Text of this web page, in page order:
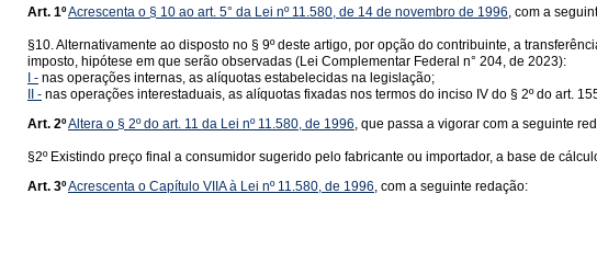
Art. 1ºAcrescenta o § 10 ao art. 5° da Lei nº 11.580, de 14 de novembro de 1996, com a
§10. Alternativamente ao disposto no § 9º deste artigo, por opção do contribuinte, a
imposto, hipótese em que serão observadas (Lei Complementar Federal n° 204, de 2023):
I - nas operações internas, as alíquotas estabelecidas na legislação;
II - nas operações interestaduais, as alíquotas fixadas nos termos do inciso IV do § 2º do art.
Art. 2ºAltera o § 2º do art. 11 da Lei nº 11.580, de 1996, que passa a vigorar com a seguinte
§2º Existindo preço final a consumidor sugerido pelo fabricante ou importador, a base de
Art. 3ºAcrescenta o Capítulo VIIA à Lei nº 11.580, de 1996, com a seguinte redação: